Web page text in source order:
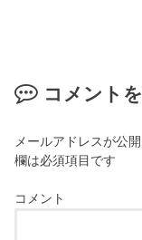
コメント
メールアドレスが公
欄は必須項目です
コメント